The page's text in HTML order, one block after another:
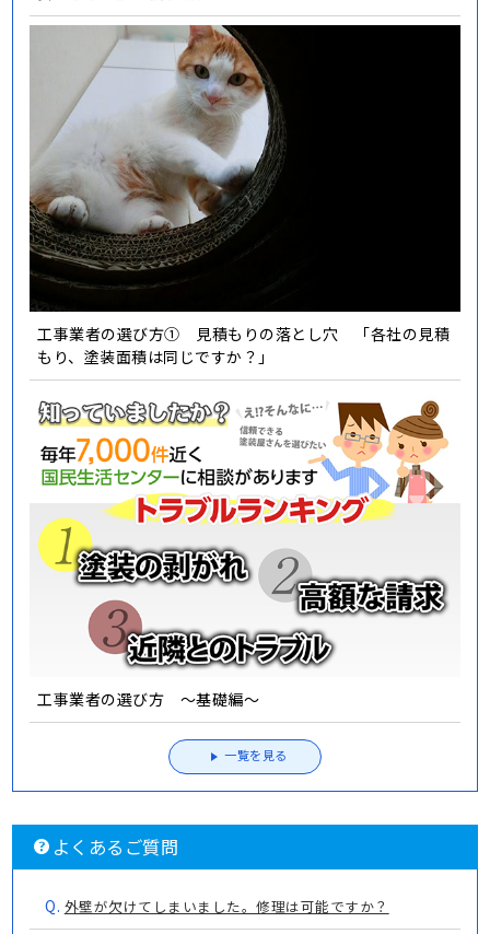
工事業者の選び方① 見積もりの落とし穴 「各社の見積
もり、塗装面積は同じですか？」
工事業者の選び方 ～基礎編～
一覧を見る
よくあるご質問
Q. 外壁が欠けてしまいました。修理は可能ですか？